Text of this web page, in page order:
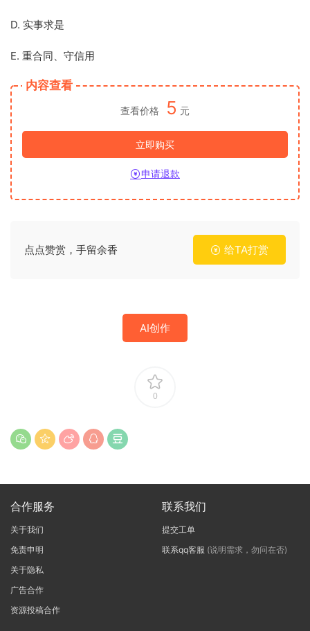
D. 实事求是
E. 重合同、守信用
内容查看
查看价格 5 元
立即购买
申请退款
点点赞赏，手留余香 给TA打赏
AI创作
0
合作服务
关于我们
免责申明
关于隐私
广告合作
资源投稿合作
联系我们
提交工单
联系qq客服 (说明需求，勿问在否)